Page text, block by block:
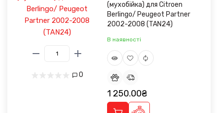
0
(мухобійка) для Citroen
Berlingo/ Peugeot Partner
2002-2008 (TAN24)
В наявності
1 250.00₴